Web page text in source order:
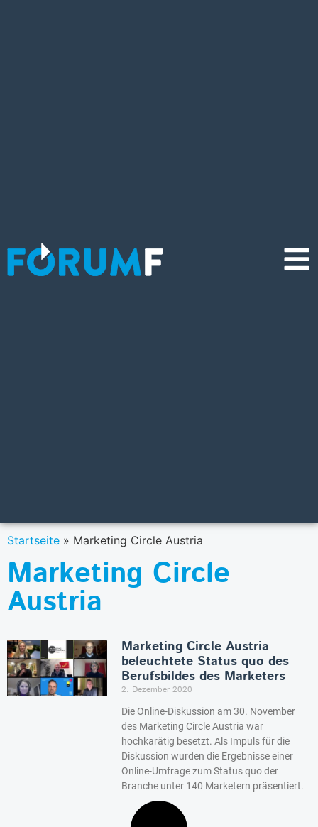
Startseite » Marketing Circle Austria
Marketing Circle
Austria
Marketing Circle Austria
beleuchtete Status quo des
Berufsbildes des Marketers
2. Dezember 2020
Die Online-Diskussion am 30. November
des Marketing Circle Austria war
hochkarätig besetzt. Als Impuls für die
Diskussion wurden die Ergebnisse einer
Online-Umfrage zum Status quo der
Branche unter 140 Marketern präsentiert.